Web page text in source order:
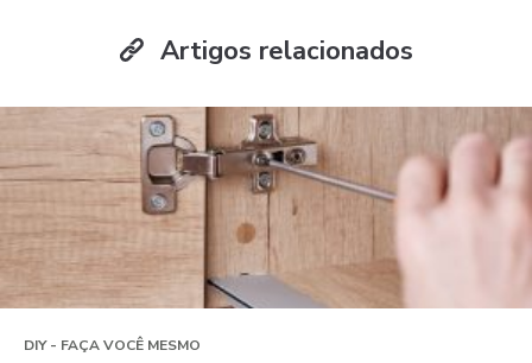
Artigos relacionados
DIY - FAÇA VOCÊ MESMO